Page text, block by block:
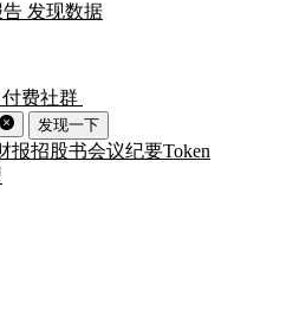
告 发现数据
付费社群
发现一下
报招股书会议纪要Token